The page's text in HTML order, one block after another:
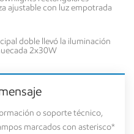
ajustable con luz empotrada
doble llevó la iluminación
2x30W
o soporte técnico,
marcados con asterisco*